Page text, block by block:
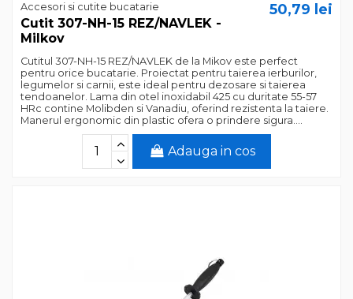
Accesori si cutite bucatarie
Cutit 307-NH-15 REZ/NAVLEK -
Milkov
50,79 lei
Cutitul 307-NH-15 REZ/NAVLEK de la Mikov este perfect
pentru orice bucatarie. Proiectat pentru taierea ierburilor,
legumelor si carnii, este ideal pentru dezosare si taierea
tendoanelor. Lama din otel inoxidabil 425 cu duritate 55-57
HRc contine Molibden si Vanadiu, oferind rezistenta la taiere.
Manerul ergonomic din plastic ofera o prindere sigura....
Adauga in cos